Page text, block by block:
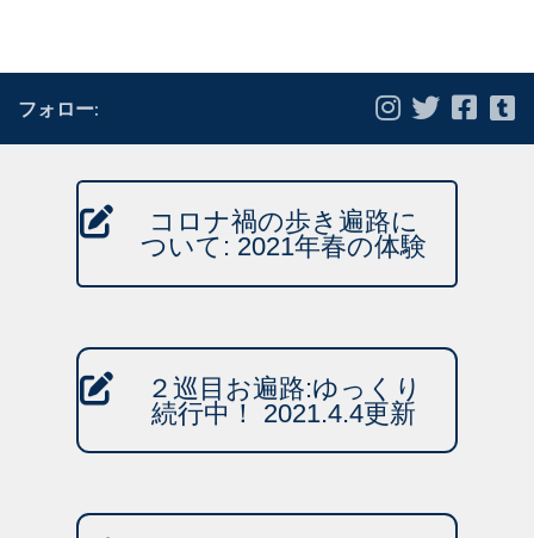
フォロー:
コロナ禍の歩き遍路に
ついて: 2021年春の体験
２巡目お遍路:ゆっくり
続行中！ 2021.4.4更新